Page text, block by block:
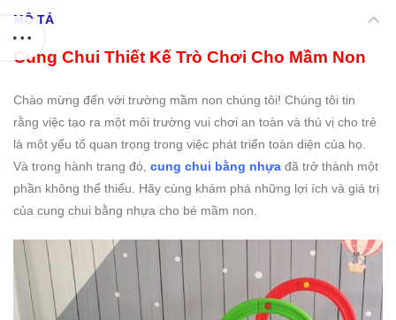
MÔ TẢ
Cung Chui Thiết Kế Trò Chơi Cho Mầm Non
Chào mừng đến với trường mầm non chúng tôi! Chúng tôi tin
rằng việc tạo ra một môi trường vui chơi an toàn và thú vị cho trẻ
là một yếu tố quan trọng trong việc phát triển toàn diện của họ.
Và trong hành trang đó, cung chui bằng nhựa đã trở thành một
phần không thể thiếu. Hãy cùng khám phá những lợi ích và giá trị
của cung chui bằng nhựa cho bé mầm non.